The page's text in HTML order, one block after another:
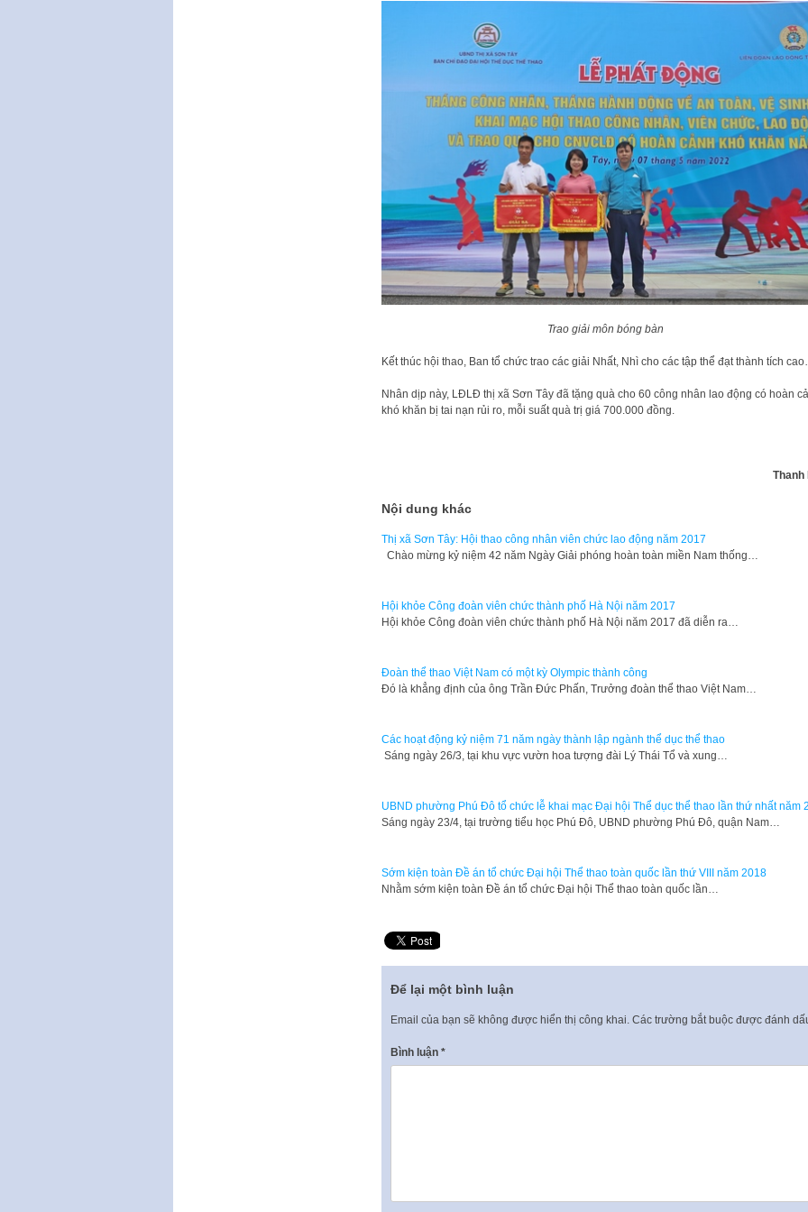
Trao giải môn bóng bàn
Kết thúc hội thao, Ban tổ chức trao các giải Nhất, Nhì cho các tập thể đạt thành tích
Nhân dịp này, LĐLĐ thị xã Sơn Tây đã tặng quà cho 60 công nhân lao động có hoàn
khó khăn bị tai nạn rủi ro, mỗi suất quà trị giá 700.000 đồng.
Thanh
Nội dung khác
Thị xã Sơn Tây: Hội thao công nhân viên chức lao động năm 2017
Chào mừng kỷ niệm 42 năm Ngày Giải phóng hoàn toàn miền Nam thống…
Hội khỏe Công đoàn viên chức thành phố Hà Nội năm 2017
Hội khỏe Công đoàn viên chức thành phố Hà Nội năm 2017 đã diễn ra…
Đoàn thể thao Việt Nam có một kỳ Olympic thành công
Đó là khẳng định của ông Trần Đức Phấn, Trưởng đoàn thể thao Việt Nam…
Các hoạt động kỷ niệm 71 năm ngày thành lập ngành thể dục thể thao
Sáng ngày 26/3, tại khu vực vườn hoa tượng đài Lý Thái Tổ và xung…
UBND phường Phú Đô tổ chức lễ khai mạc Đại hội Thể dục thể thao lần thứ nhất năm
Sáng ngày 23/4, tại trường tiểu học Phú Đô, UBND phường Phú Đô, quận Nam…
Sớm kiện toàn Đề án tổ chức Đại hội Thể thao toàn quốc lần thứ VIII năm 2018
Nhằm sớm kiện toàn Đề án tổ chức Đại hội Thể thao toàn quốc lần…
Để lại một bình luận
Email của bạn sẽ không được hiển thị công khai. Các trường bắt buộc được đánh
Bình luận *